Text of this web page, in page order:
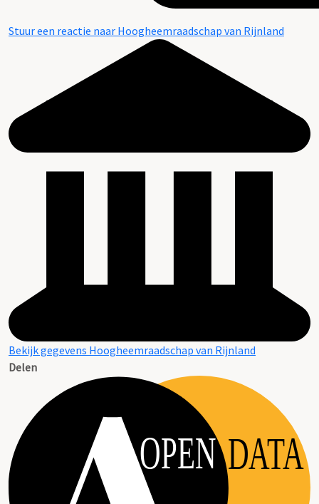
Stuur een reactie naar Hoogheemraadschap van Rijnland
Bekijk gegevens Hoogheemraadschap van Rijnland
Delen
OPEN DATA